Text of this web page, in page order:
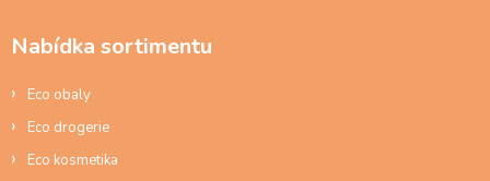
Nabídka sortimentu
Eco obaly
Eco drogerie
Eco kosmetika